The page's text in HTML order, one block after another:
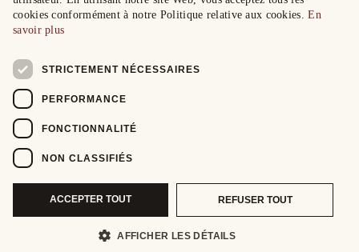
cookies conformément à notre Politique relative aux cookies.En
savoir plus
STRICTEMENT NÉCESSAIRES
PERFORMANCE
FONCTIONNALITÉ
NON CLASSIFIÉS
ACCEPTER TOUT REFUSER TOUT
AFFICHER LES DÉTAILS